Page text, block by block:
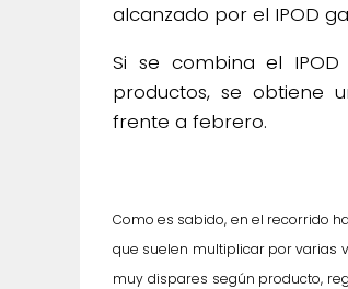
alcanzado por el IPOD
Si se combina el
productos, se obtiene
frente a febrero.
Como es sabido, en el recorrido
que suelen multiplicar por varias
muy dispares según producto,